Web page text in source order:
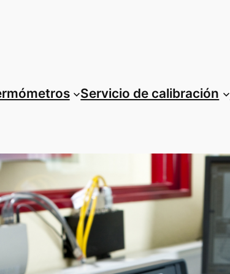
Servicio de calibración